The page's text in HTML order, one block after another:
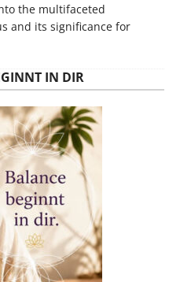
the multifaceted
and its significance for
IN DIR